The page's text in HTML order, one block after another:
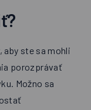
ste sa mohli
porozprávať
Možno sa